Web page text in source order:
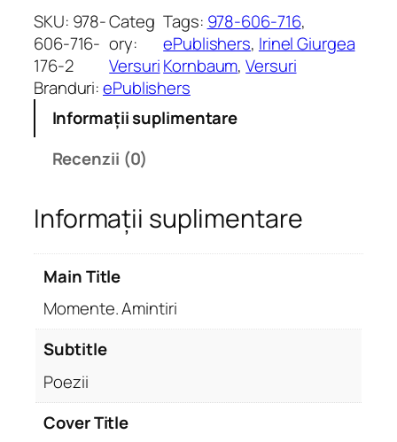
n
t
i
t
a
m
e
n
.
SKU: 978-
606-716-
176-2
Categ
ory:
Versuri
Tags: 978-606-716
ePublishers, Irinel Giurgea
Kornbaum, Versuri
Branduri:ePublishers
Informații suplimentare
Recenzii (0)
Informații suplimentare
Main Title
Momente. Amintiri
Subtitle
Poezii
Cover Title